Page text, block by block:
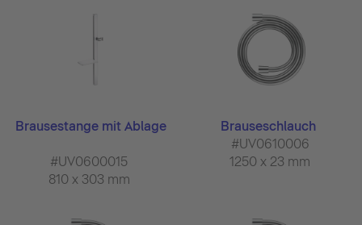
Brausestange mit Ablage
#UV0600015
810 x 303 mm
Brauseschlauch
#UV0610006
1250 x 23 mm